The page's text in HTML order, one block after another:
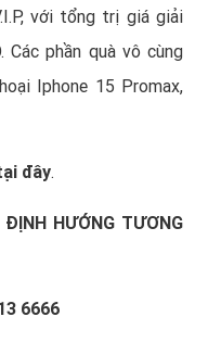
với tổng trị giá giải
phần quà vô cùng
Iphone 15 Promax,
đây.
HƯỚNG TƯƠNG
6666